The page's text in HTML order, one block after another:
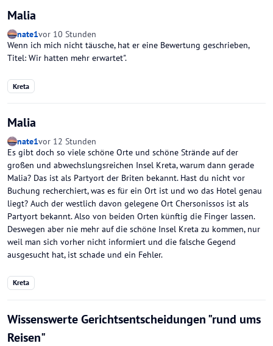
Malia
nate1vor 10 Stunden
Wenn ich mich nicht täusche, hat er eine Bewertung geschrieben,
Titel: Wir hatten mehr erwartet".
Kreta
Malia
nate1vor 12 Stunden
Es gibt doch so viele schöne Orte und schöne Strände auf der
großen und abwechslungsreichen Insel Kreta, warum dann gerade
Malia? Das ist als Partyort der Briten bekannt. Hast du nicht vor
Buchung recherchiert, was es für ein Ort ist und wo das Hotel genau
liegt? Auch der westlich davon gelegene Ort Chersonissos ist als
Partyort bekannt. Also von beiden Orten künftig die Finger lassen.
Deswegen aber nie mehr auf die schöne Insel Kreta zu kommen, nur
weil man sich vorher nicht informiert und die falsche Gegend
ausgesucht hat, ist schade und ein Fehler.
Kreta
Wissenswerte Gerichtsentscheidungen "rund ums
Reisen"